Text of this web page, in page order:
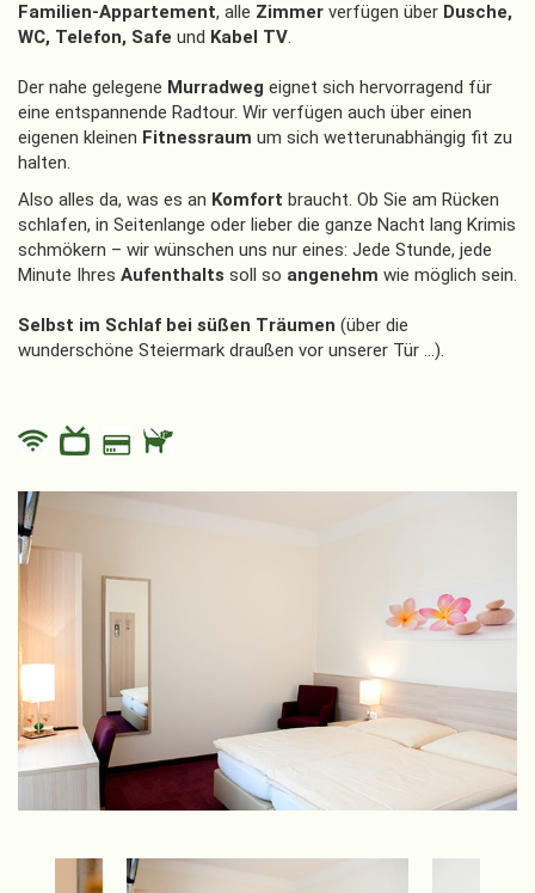
Familien-Appartement, alle Zimmer verfügen über Dusche,
WC, Telefon, Safe und Kabel TV.
Der nahe gelegene Murradweg eignet sich hervorragend für
eine entspannende Radtour. Wir verfügen auch über einen
eigenen kleinen Fitnessraum um sich wetterunabhängig fit zu
halten.
Also alles da, was es an Komfort braucht. Ob Sie am Rücken
schlafen, in Seitenlange oder lieber die ganze Nacht lang Krimis
schmökern – wir wünschen uns nur eines: Jede Stunde, jede
Minute Ihres Aufenthalts soll so angenehm wie möglich sein.
Selbst im Schlaf bei süßen Träumen (über die
wunderschöne Steiermark draußen vor unserer Tür …).